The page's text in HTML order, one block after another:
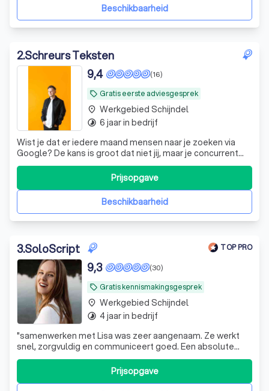
Beschikbaarheid
2.Schreurs Teksten
local_offer Gratis eerste adviesgesprek
(16)
9,4
Wist je dat er iedere maand mensen naar je zoeken via
Google? De kans is groot dat niet jij, maar je concurrent
gevonden wordt, zo loop je continu nieuwe klanten mis.
Tijd om daar wat aan te doen!
Beschikbaarheid
Prijsopgave
place Werkgebied Schijndel
timelapse 6 jaar in bedrijf
3.SoloScript TOP PRO
local_offer Gratis kennismakingsgesprek
(30)
9,3
"samenwerken met Lisa was zeer aangenaam. Ze werkt
snel, zorgvuldig en communiceert goed. Een absolute
aanrader voor wie op zoek is naar uitstekende
Prijsopgave
place Werkgebied Schijndel
timelapse 4 jaar in bedrijf